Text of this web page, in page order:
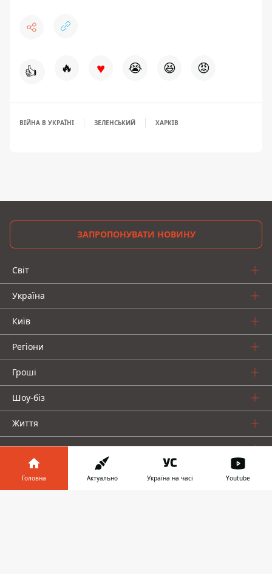
👍 🔥 ♥ 😭 😆 😡
ВІЙНА В УКРАЇНІ ЗЕЛЕНСЬКИЙ ХАРКІВ
ЗАПРОПОНУВАТИ НОВИНУ
Світ
Україна
Київ
Регіони
Гроші
Шоу-біз
Життя
Про нас
Головна Актуально Україна на часі Youtube